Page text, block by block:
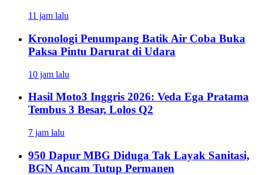
11 jam lalu
Kronologi Penumpang Batik Air Coba Buka
Paksa Pintu Darurat di Udara
10 jam lalu
Hasil Moto3 Inggris 2026: Veda Ega Pratama
Tembus 3 Besar, Lolos Q2
7 jam lalu
950 Dapur MBG Diduga Tak Layak Sanitasi,
BGN Ancam Tutup Permanen